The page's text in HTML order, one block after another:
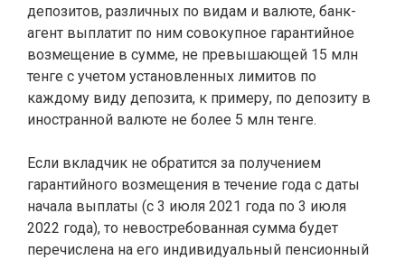
депозитов, различных по видам и валюте, банк-
агент выплатит по ним совокупное гарантийное
возмещение в сумме, не превышающей 15 млн
тенге с учетом установленных лимитов по
каждому виду депозита, к примеру, по депозиту в
иностранной валюте не более 5 млн тенге.
Если вкладчик не обратится за получением
гарантийного возмещения в течение года с даты
начала выплаты (с 3 июля 2021 года по 3 июля
2022 года), то невостребованная сумма будет
перечислена на его индивидуальный пенсионный